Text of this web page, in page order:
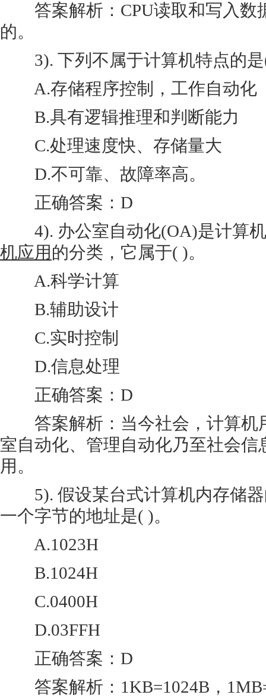
答案解析：CPU读取和写入数
的。
3). 下列不属于计算机特点的是
A.存储程序控制，工作自动化
B.具有逻辑推理和判断能力
C.处理速度快、存储量大
D.不可靠、故障率高。
正确答案：D
4). 办公室自动化(OA)是计算机
机应用 的分类，它属于( )。
A.科学计算
B.辅助设计
C.实时控制
D.信息处理
正确答案：D
答案解析：当今社会，计算机
室自动化、管理自动化乃至社会
用。
5). 假设某台式计算机内存储器
一个字节的地址是( )。
A.1023H
B.1024H
C.0400H
D.03FFH
正确答案：D
答案解析：1KB=1024B，